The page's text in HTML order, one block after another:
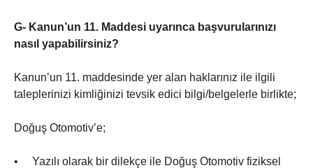
G- Kanun’un 11. Maddesi uyarınca başvurularınızı
nasıl yapabilirsiniz?
Kanun’un 11. maddesinde yer alan haklarınız ile ilgili
taleplerinizi kimliğinizi tevsik edici bilgi/belgelerle birlikte;
Doğuş Otomotiv’e;
• Yazılı olarak bir dilekçe ile Doğuş Otomotiv fiziksel